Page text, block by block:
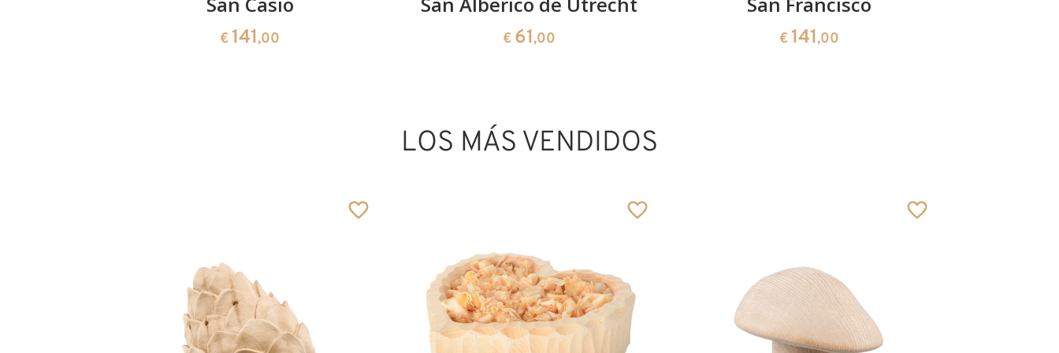
€ 141,00 € 61,00 € 141,00
LOS MÁS VENDIDOS